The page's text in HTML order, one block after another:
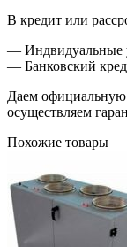
В кредит или
— Индвидуальные
— Банковский
Даем официальную
осуществляем
Похожие товары